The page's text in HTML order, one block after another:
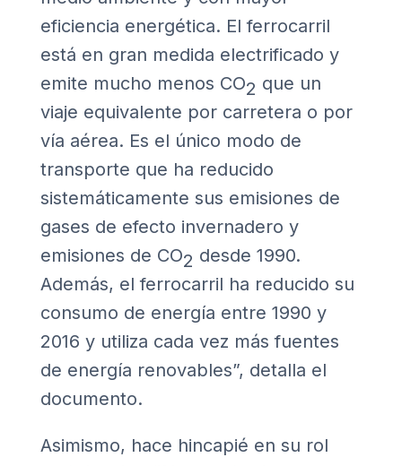
eficiencia energética. El ferrocarril
está en gran medida electrificado y
emite mucho menos CO2 que un
viaje equivalente por carretera o por
vía aérea. Es el único modo de
transporte que ha reducido
sistemáticamente sus emisiones de
gases de efecto invernadero y
emisiones de CO2 desde 1990.
Además, el ferrocarril ha reducido su
consumo de energía entre 1990 y
2016 y utiliza cada vez más fuentes
de energía renovables”, detalla el
documento.
Asimismo, hace hincapié en su rol